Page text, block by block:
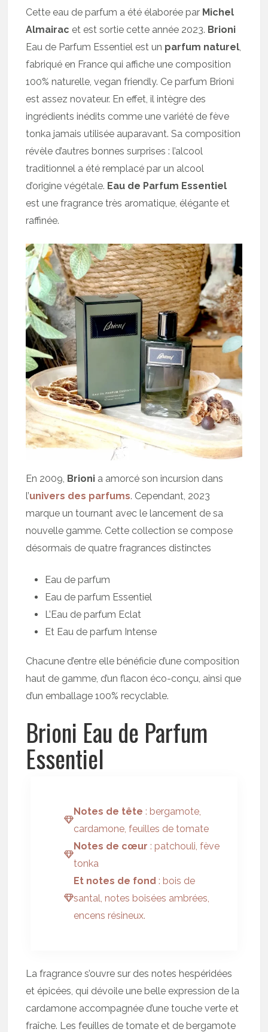
Cette eau de parfum a été élaborée par Michel
Almairac et est sortie cette année 2023. Brioni
Eau de Parfum Essentiel est un parfum naturel,
fabriqué en France qui affiche une composition
100% naturelle, vegan friendly. Ce parfum Brioni
est assez novateur. En effet, il intègre des
ingrédients inédits comme une variété de fève
tonka jamais utilisée auparavant. Sa composition
révèle d’autres bonnes surprises : l’alcool
traditionnel a été remplacé par un alcool
d’origine végétale. Eau de Parfum Essentiel
est une fragrance très aromatique, élégante et
raffinée.
En 2009, Brioni a amorcé son incursion dans
l’univers des parfums. Cependant, 2023
marque un tournant avec le lancement de sa
nouvelle gamme. Cette collection se compose
désormais de quatre fragrances distinctes
Eau de parfum
Eau de parfum Essentiel
L’Eau de parfum Eclat
Et Eau de parfum Intense
Chacune d’entre elle bénéficie d’une composition
haut de gamme, d’un flacon éco-conçu, ainsi que
d’un emballage 100% recyclable.
Brioni Eau de Parfum
Essentiel
Notes de tête : bergamote,
cardamone, feuilles de tomate
Notes de cœur : patchouli, fève
tonka
Et notes de fond : bois de
santal, notes boisées ambrées,
encens résineux.
La fragrance s’ouvre sur des notes hespéridées
et épicées, qui dévoile une belle expression de la
cardamone accompagnée d’une touche verte et
fraîche. Les feuilles de tomate et de bergamote